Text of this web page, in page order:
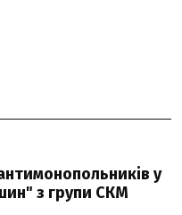
у
з групи СКМ